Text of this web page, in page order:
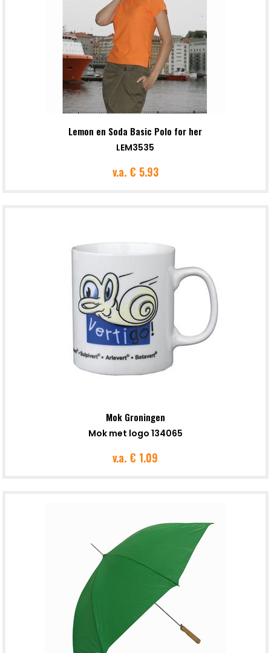
Lemon en Soda Basic Polo for her
LEM3535
v.a.€ 5.93
Mok Groningen
Mok met logo 134065
v.a. € 1.09